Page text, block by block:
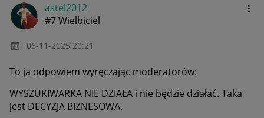
astel2012
#7 Wielbiciel
‎06-11-2025 20:21
To ja odpowiem wyręczając moderatorów:
WYSZUKIWARKA NIE DZIAŁA i nie będzie działać. Taka
jest DECYZJA BIZNESOWA.